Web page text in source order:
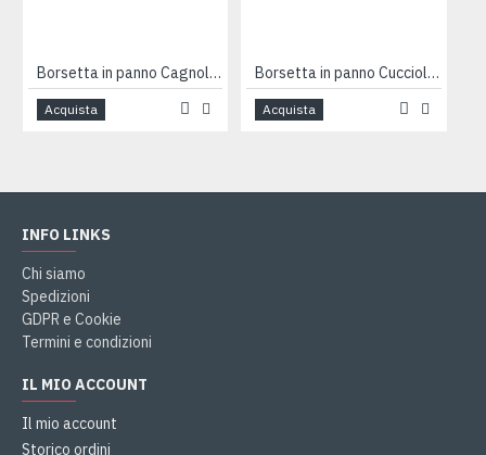
Borsetta in panno Cagnolino arancio PROMO
Acquista
Borsetta in panno Cuccioli rosa
Acquista
INFO LINKS
Chi siamo
Spedizioni
GDPR e Cookie
Termini e condizioni
IL MIO ACCOUNT
Il mio account
Storico ordini